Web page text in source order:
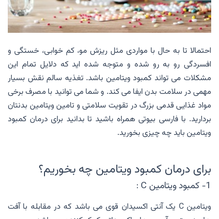
احتمالا تا به حال با مواردی مثل ریزش مو، کم خوابی، خستگی و
افسردگی رو به رو شده و متوجه شده اید که دلایل تمام این
مشکلات می تواند کمبود ویتامین باشد. تغذیه سالم نقش بسیار
مهمی در سلامت بدن ایفا می کند. و شما می توانید با مصرف برخی
مواد غذایی قدمی بزرگ در تقویت سلامتی و تامین ویتامین بدنتان
بردارید. با فارسی بیوتی همراه باشید تا بدانید برای درمان کمبود
ویتامین باید چه چیزی بخورید.
برای درمان کمبود ویتامین چه بخوریم؟
1- کمبود ویتامین C :
ویتامین C یک آنتی اکسیدان قوی می باشد که در مقابله با آفت